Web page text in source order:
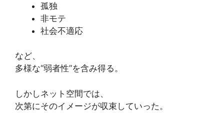
孤独
非モテ
社会不適応
など、
多様な“弱者性”を含み得る。
しかしネット空間では、
次第にそのイメージが収束していった。